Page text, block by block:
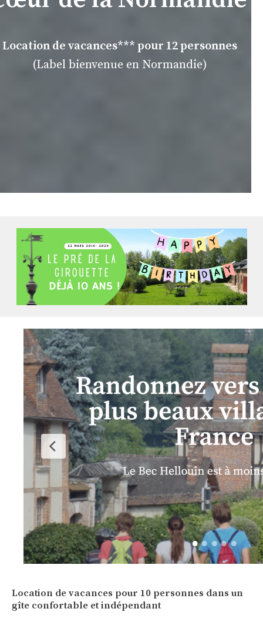
Location de vacances*** pour 12 personnes
(Label bienvenue en Normandie)
Location de vacances pour 10 personnes dans un
gîte confortable et indépendant